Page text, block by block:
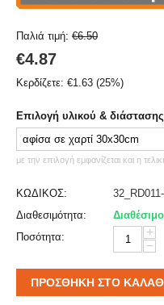
Παλιά τιμή: €6.50
€4.87
Κερδίζετε: €1.63 (25%)
Επιλογή υλικού & διάστασης
με την επιλογή εμφανίζεται και η
ΚΩΔΙΚΟΣ:
Διαθεσιμότητα:
Διαθέσιμο
Ποσότητα:
+
−
ΠΡΟΣΘΉΚΗ ΣΤΟ